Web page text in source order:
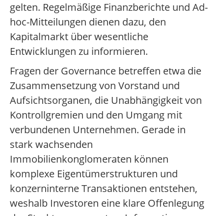
gelten. Regelmäßige Finanzberichte und Ad-
hoc-Mitteilungen dienen dazu, den
Kapitalmarkt über wesentliche
Entwicklungen zu informieren.
Fragen der Governance betreffen etwa die
Zusammensetzung von Vorstand und
Aufsichtsorganen, die Unabhängigkeit von
Kontrollgremien und den Umgang mit
verbundenen Unternehmen. Gerade in
stark wachsenden
Immobilienkonglomeraten können
komplexe Eigentümerstrukturen und
konzerninterne Transaktionen entstehen,
weshalb Investoren eine klare Offenlegung